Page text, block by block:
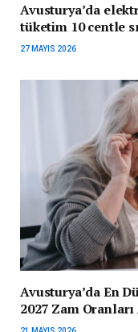
Avusturya’da
tüketim 10 centle
27 MAYIS 2026
Avusturya’da En
2027 Zam Oranları